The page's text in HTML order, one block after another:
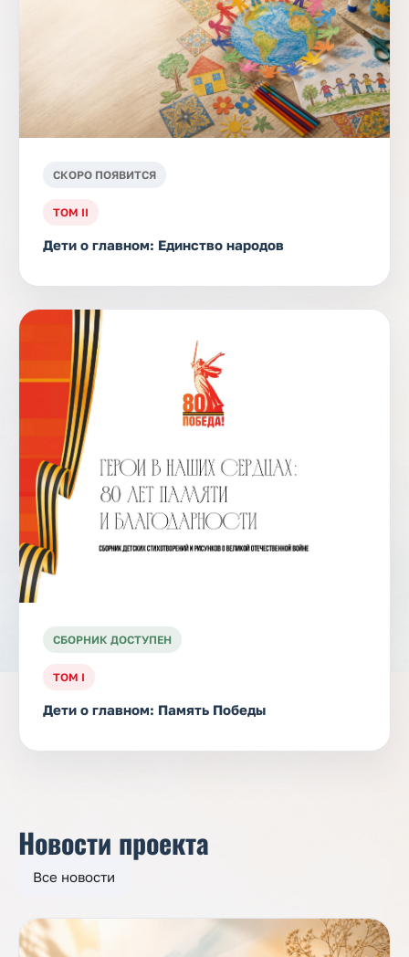
СКОРО ПОЯВИТСЯ
ТОМ II
Дети о главном: Единство народов
СБОРНИК ДОСТУПЕН
ТОМ I
Дети о главном: Память Победы
Новости проекта
Все новости